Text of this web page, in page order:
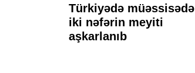
Türkiyədə müəssisədə
iki nəfərin meyiti
aşkarlanıb